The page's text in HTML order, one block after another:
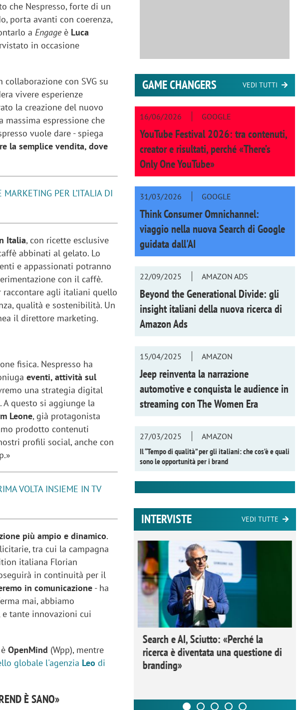
che Nespresso, forte di un
porta avanti con coerenza,
aEngageè Luca
in occasione
collaborazione con SVG su
vivere esperienze
la creazione del nuovo
massima espressione che
vuole dare - spiega
la semplice vendita, dove
PER L’ITALIA DI
Italia, con ricette esclusive
abbinati al gelato. Lo
e appassionati potranno
con il caffè.
agli italiani quello
qualità e sostenibilità. Un
il direttore marketing.
fisica. Nespresso ha
eventi, attività sul
una strategia digital
questo si aggiunge la
Leone, già protagonista
prodotto contenuti
profili social, anche con
VOLTA INSIEME IN TV
più ampio e dinamico.
tra cui la campagna
italiana Florian
in continuità per il
in comunicazione - ha
mai, abbiamo
tante innovazioni cui
èOpenMind (Wpp), mentre
globale l'agenzia Leo di
È SANO»
GAME CHANGERS VEDI TUTTI
16/06/2026 GOOGLE
YouTube Festival 2026: tra contenuti,
creator e risultati, perché «There’s
Only One YouTube»
31/03/2026 GOOGLE
Think Consumer Omnichannel:
viaggio nella nuova Search di Google
guidata dall'AI
22/09/2025 AMAZON ADS
Beyond the Generational Divide: gli
insight italiani della nuova ricerca di
Amazon Ads
15/04/2025 AMAZON
Jeep reinventa la narrazione
automotive e conquista le audience in
streaming conThe Women Era
27/03/2025
AMAZON
Il “Tempo di qualità” per gli italiani: che cos’è e quali
sono le opportunità per i brand
INTERVISTE VEDI TUTTE
«Non basta più descrivere i
bisogna comprenderli e
Search e AI, Sciutto: «Perché la
ricerca è diventata una questione di
branding»